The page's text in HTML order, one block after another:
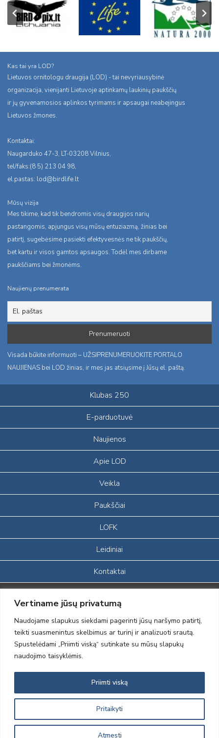
Vertiname jūsų privatumą
Naudojame slapukus siekdami pagerinti jūsų naršymo patirtį,
teikti suasmenintus skelbimus ar turinį ir analizuoti srautą.
Spustelėdami „Priimti viską“ sutinkate su mūsų slapukų
naudojimo taisyklėmis.
Pritaikyti
Atmesti
Priimti viską
Kas tai yra LOD?
Lietuvos ornitologu draugija (LOD) - tai nevyriausybinė
organizacija, vienijanti Lietuvoje aptinkamų laukinių paukščių
ir jų gyvenamosios aplinkos tyrimams ir apsaugai neabejingus
Lietuvos žmones.
Kontaktai:
Naugarduko 47-3, LT-03208 Vilnius,
tel/faks:(8 5) 213 04 98,
el.pastas: lod@birdlife.lt
Mūsų vizija
Mes tikime, kad tik bendromis visų draugijos narių
pastangomis, apjungus visų mūsų entuziazmą, žinias bei
patirtį, sugebėsime pasiekti efektyvesnės ne tik paukščių,
bet kartu ir visos gamtos apsaugos. Todėl mes dirbame
paukščiams bei žmonėms.
Naujienų prenumerata
Visada būkite informuoti – UŽSIPRENUMERUOKITE PORTALO
NAUJIENAS bei LOD žinias, ir mes jas atsiųsime į Jūsų el. paštą.
Klubas 250
E-parduotuvė
Naujienos
Apie LOD
Veikla
Paukščiai
LOFK
Leidiniai
Kontaktai
Portalas sukurtas įgyvendinant Lietuvos Respublikos, Europos
ekonominės erdvės ir Norvegijos finansinių mechanizmų iš dalies
finansuojamą paprojektį
„LOD visuomeninės /gamtosauginės veiklos sustiprinimas ir įvaizdžio
formavimas įtraukiant visuomenę į aplinkosauginių tyrimų veiklą“
(paprojekčio
įgyvendinimo sutarties numeris 2004-LT0008-NVO-1EEE/NOR-02-
2012 © Lietuvos Ornitologų Draugija © 2014, Visos teisės saugomos